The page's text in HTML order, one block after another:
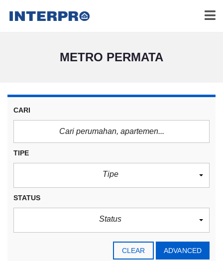
METRO PERMATA
CARI
TIPE
Tipe
STATUS
Status
CLEAR ADVANCED